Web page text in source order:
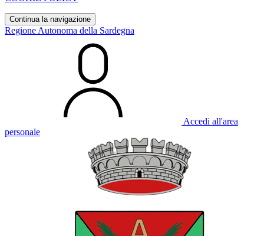
Continua la navigazione
Regione Autonoma della Sardegna
Accedi all'area
personale